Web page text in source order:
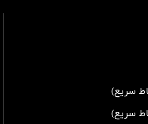
سریع)
سریع)